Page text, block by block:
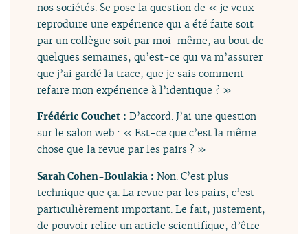
nos sociétés. Se pose la question de « je veux
reproduire une expérience qui a été faite soit
par un collègue soit par moi-même, au bout de
quelques semaines, qu’est-ce qui va m’assurer
que j’ai gardé la trace, que je sais comment
refaire mon expérience à l’identique ? »
Frédéric Couchet :D’accord. J’ai une question
sur le salon web : « Est-ce que c’est la même
chose que la revue par les pairs ? »
Sarah Cohen-Boulakia :Non. C’est plus
technique que ça. La revue par les pairs, c’est
particulièrement important. Le fait, justement,
de pouvoir relire un article scientifique, d’être